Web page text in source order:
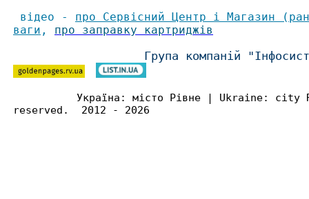
відео - про Сервісний Центр і Магазин
ваги , про заправку картриджів
Група компаній
Україна: місто Рівне | Ukraine:
reserved. 2012 - 2026